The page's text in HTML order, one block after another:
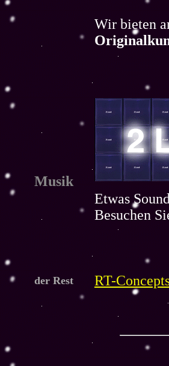
Wir bieten
Musik
Etwas
Besuchen
der Rest RT-